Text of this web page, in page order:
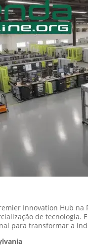
Innovation Hub
de
para transformar a